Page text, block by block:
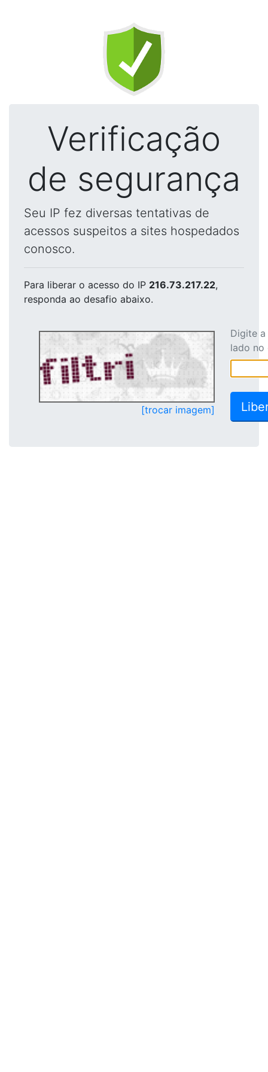
Verificação
de segurança
Seu IP fez diversas tentativas de
acessos suspeitos a sites hospedados
conosco.
Para liberar o acesso do IP 216.73.217.22,
responda ao desafio abaixo.
[trocar imagem]
Digite
lado no